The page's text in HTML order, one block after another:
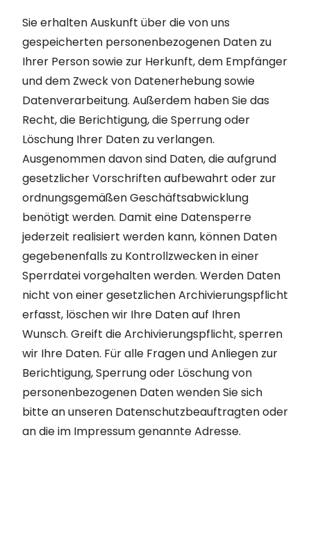
Sie erhalten Auskunft über die von uns
gespeicherten personenbezogenen Daten zu
Ihrer Person sowie zur Herkunft, dem Empfänger
und dem Zweck von Datenerhebung sowie
Datenverarbeitung. Außerdem haben Sie das
Recht, die Berichtigung, die Sperrung oder
Löschung Ihrer Daten zu verlangen.
Ausgenommen davon sind Daten, die aufgrund
gesetzlicher Vorschriften aufbewahrt oder zur
ordnungsgemäßen Geschäftsabwicklung
benötigt werden. Damit eine Datensperre
jederzeit realisiert werden kann, können Daten
gegebenenfalls zu Kontrollzwecken in einer
Sperrdatei vorgehalten werden. Werden Daten
nicht von einer gesetzlichen Archivierungspflicht
erfasst, löschen wir Ihre Daten auf Ihren
Wunsch. Greift die Archivierungspflicht, sperren
wir Ihre Daten. Für alle Fragen und Anliegen zur
Berichtigung, Sperrung oder Löschung von
personenbezogenen Daten wenden Sie sich
bitte an unseren Datenschutzbeauftragten oder
an die im Impressum genannte Adresse.